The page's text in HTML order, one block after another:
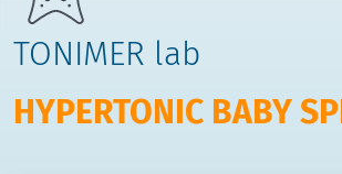
TONIMER lab
HYPERTONIC BABY